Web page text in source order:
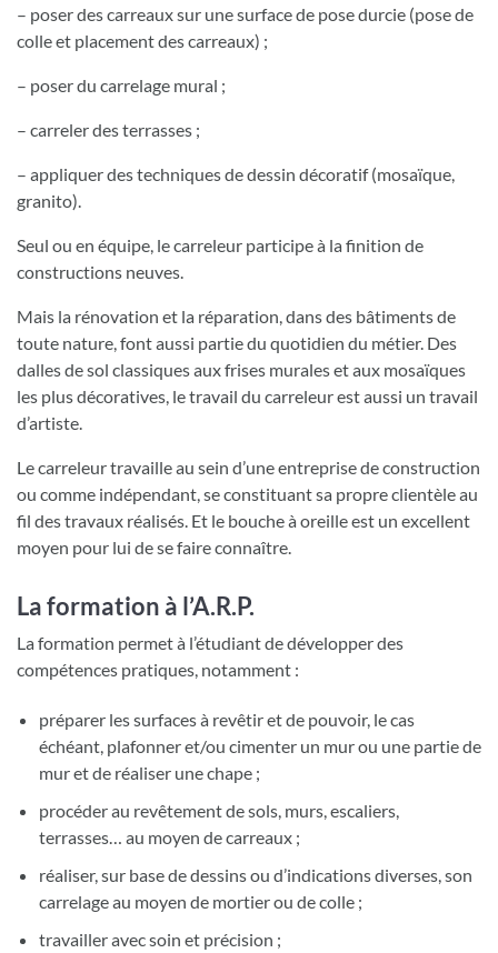
– poser des carreaux sur une surface de pose durcie (pose de
colle et placement des carreaux) ;
– poser du carrelage mural ;
– carreler des terrasses ;
– appliquer des techniques de dessin décoratif (mosaïque,
granito).
Seul ou en équipe, le carreleur participe à la finition de
constructions neuves.
Mais la rénovation et la réparation, dans des bâtiments de
toute nature, font aussi partie du quotidien du métier. Des
dalles de sol classiques aux frises murales et aux mosaïques
les plus décoratives, le travail du carreleur est aussi un travail
d’artiste.
Le carreleur travaille au sein d’une entreprise de construction
ou comme indépendant, se constituant sa propre clientèle au
fil des travaux réalisés. Et le bouche à oreille est un excellent
moyen pour lui de se faire connaître.
La formation à l’A.R.P.
La formation permet à l’étudiant de développer des
compétences pratiques, notamment :
préparer les surfaces à revêtir et de pouvoir, le cas
échéant, plafonner et/ou cimenter un mur ou une partie de
mur et de réaliser une chape ;
procéder au revêtement de sols, murs, escaliers,
terrasses… au moyen de carreaux ;
réaliser, sur base de dessins ou d’indications diverses, son
carrelage au moyen de mortier ou de colle ;
travailler avec soin et précision ;